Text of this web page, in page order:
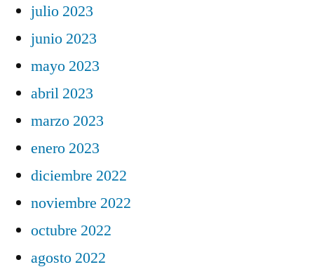
julio 2023
junio 2023
mayo 2023
abril 2023
marzo 2023
enero 2023
diciembre 2022
noviembre 2022
octubre 2022
agosto 2022